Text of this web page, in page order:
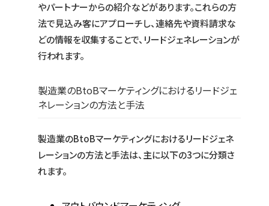
やパートナーからの紹介などがあります。これらの方
法で見込み客にアプローチし、連絡先や資料請求な
どの情報を収集することで、リードジェネレーションが
行われます。
製造業のBtoBマーケティングにおけるリードジェ
ネレーションの方法と手法
製造業のBtoBマーケティングにおけるリードジェネ
レーションの方法と手法は、主に以下の3つに分類さ
れます。